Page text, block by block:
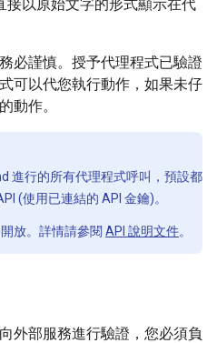
接以原始文字的形式顯示在代
必謹慎。授予代理程式已驗證
可以代您執行動作，如果未仔
動作。
進行的所有代理程式呼叫，預設都
(使用已連結的 API 金鑰)。
放。詳情請參閱 API 說明文件。
外部服務進行驗證，您必須負